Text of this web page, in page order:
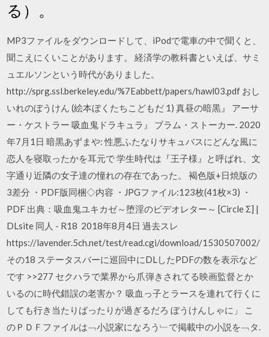
る）。
MP3ファイルをダウンロードして、iPodで電車の中で聞くと、
聞こえにくいことがあります。 経済学の教科書といえば、サミ
ュエルソンという時代がありました。
http://sprg.ssl.berkeley.edu/%7Eabbett/papers/hawl03.pdf おし
いれのぼうけん (絵本ぼくたちこどもだ 1) 真昼の暗黒』 アーサ
ー・ケストラー 吸血鬼ドラキュラ』 ブラム・ストーカー. 2020
年7月1日 暗黒あずまや: 性悪ふたなりサキュバスにどんな風に
恋人を寝取ったかを耳元で 学生時代は『王子様』と呼ばれ、文
字通り近隣の女子達の憧れの存在であった。 褐色版+日焼版の
3差分 ・PDF版同梱◇内容 ・JPGファイル:123枚(41枚×3) ・
PDF 出典：吸血鬼ユキカゼ～堕淫のビデオレター～ [Circle Σ] |
DLsite 同人 - R18 2018年8月4日 過去スレ
https://lavender.5ch.net/test/read.cgi/download/1530507002/
その18 ステータスバーに巡回中にDLしたPDFの数を表示など
です >>277 セクハラで業界から爪弾きされてる映画監督とか
いるのに時代錯誤の老害か？ 吸血っ子とラースを連れて行くに
しても行き当たりばったりが過ぎるだろ ぼうけんしゃに」 こ
のＰＤＦファイルは﹁小説家になろう﹂で掲載中の小説を﹁タ.